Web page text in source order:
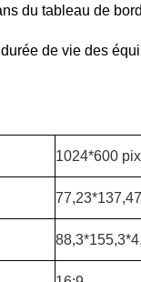
du tableau de
de vie des
1024*600